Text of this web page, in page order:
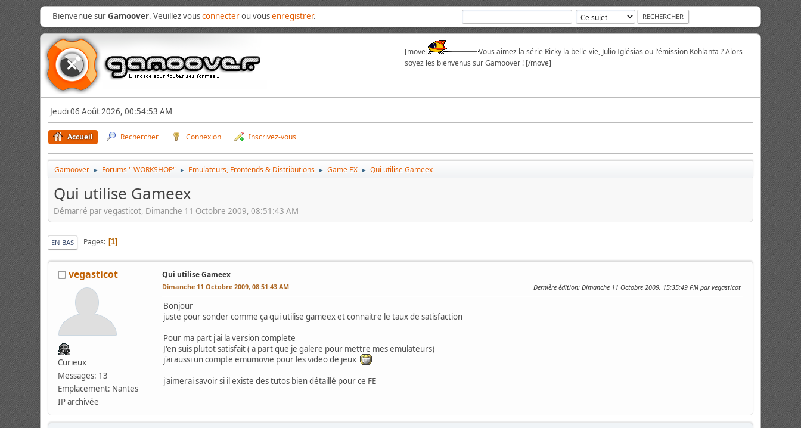
Bienvenue surGamoover. Veuillez vousconnecterou vousenregistrer.
[move]
Vous aimez la série Ricky la belle vie, Julio Iglésias ou l'émission Kohlanta ? Alors
soyez les bienvenus sur Gamoover ! [/move]
Jeudi 06 Août 2026, 00:54:53 AM
Accueil Rechercher Connexion Inscrivez-vous
Gamoover ► Forums " WORKSHOP" ► Emulateurs, Frontends & Distributions ► Game EX ► Qui utilise Gameex
Qui utilise Gameex
Démarré par vegasticot, Dimanche 11 Octobre 2009, 08:51:43 AM
EN BAS Pages 1
vegasticot
Curieux
Messages: 13
Emplacement: Nantes
IP archivée
Qui utilise Gameex
Dimanche 11 Octobre 2009, 08:51:43 AM Dernière édition: Dimanche 11 Octobre 2009, 15:35:49 PM par vegasticot
Bonjour
juste pour sonder comme ça qui utilise gameex et connaitre le taux de satisfaction
Pour ma part j'ai la version complete
J'en suis plutot satisfait ( a part que je galere pour mettre mes emulateurs)
j'ai aussi un compte emumovie pour les video de jeux
j'aimerai savoir si il existe des tutos bien détaillé pour ce FE